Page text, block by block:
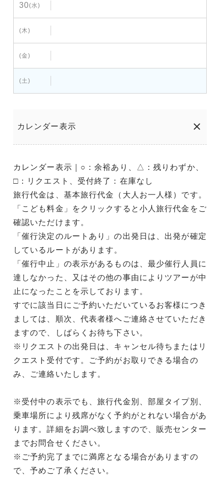
30(水)
(木)
(金)
(土)
カレンダー表示
カレンダー表示｜○：余裕あり、△：残りわずか、
□：リクエスト、受付終了：在庫なし
旅行代金は、基本旅行代金（大人お一人様）です。
「こども料金」をクリックすると小人旅行代金をご
確認いただけます。
「催行決定のルートあり」の出発日は、出発が確定
しているルートがあります。
「催行中止」の表示があるものは、最少催行人員に
達しなかった、又はその他の事由によりツアーが中
止になったことを示しております。
すでに該当日にご予約いただいているお客様につき
ましては、順次、代表者様へご連絡させていただき
ますので、しばらくお待ち下さい。
※リクエストの出発日は、キャンセル待ちまたはリ
クエスト受付です。ご予約がお取りできる場合の
み、ご連絡いたします。
※受付中の表示でも、旅行代金別、部屋タイプ別、
乗車場所により残席がなく予約がとれない場合があ
ります。詳細をお調べ致しますので、販売センター
までお問合せください。
※ご予約完了までに満席となる場合がありますの
で、予めご了承ください。